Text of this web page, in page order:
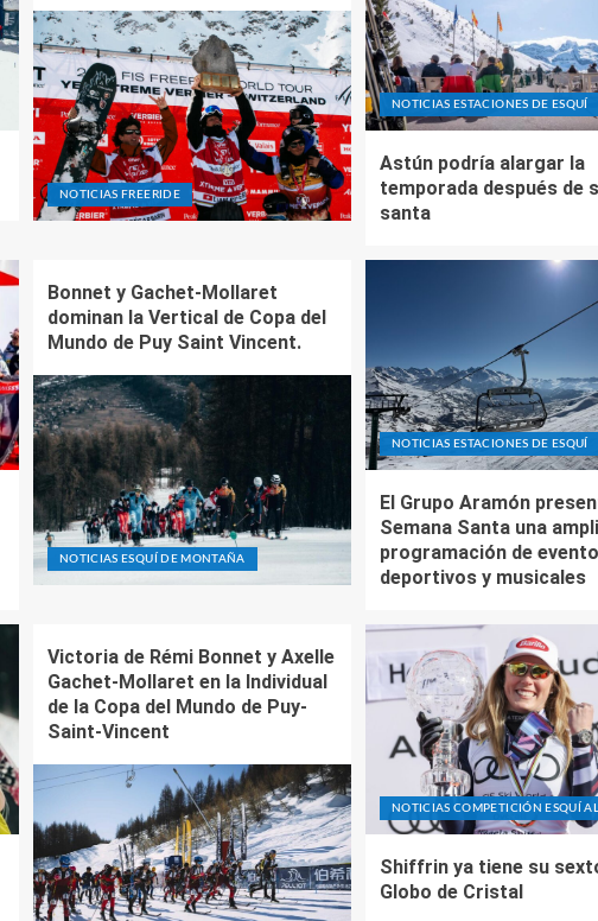
NOTICIAS FREERIDE
NOTICIAS ESTACIONES DE ESQUÍ
Astún podría alargar la
temporada después de
santa
NOTICIAS ESQUÍ DE MONTAÑA
Bonnet y Gachet-Mollaret
dominan la Vertical de Copa del
Mundo de Puy Saint Vincent.
NOTICIAS ESTACIONES DE ESQUÍ
El Grupo Aramón
Semana Santa una
programación de
deportivos y musicales
Victoria de Rémi Bonnet y Axelle
Gachet-Mollaret en la Individual
de la Copa del Mundo de Puy-
Saint-Vincent
NOTICIAS COMPETICIÓN ESQUÍ
Shiffrin ya tiene su
Globo de Cristal